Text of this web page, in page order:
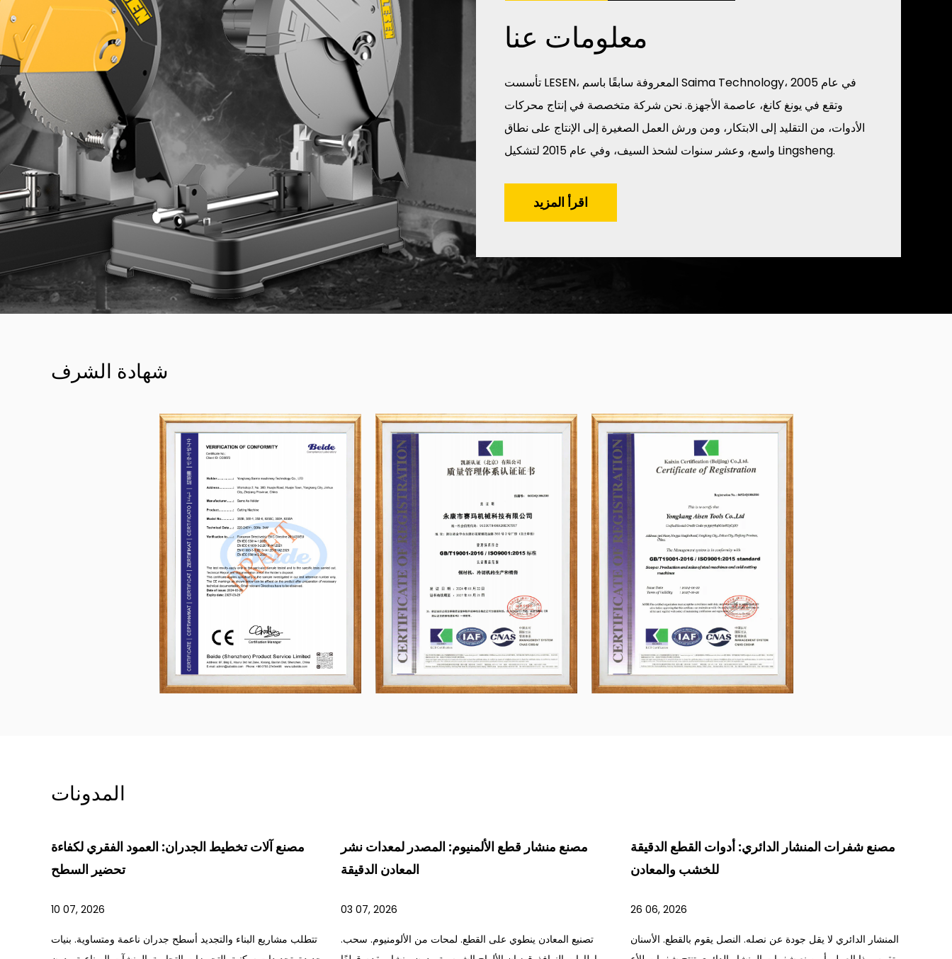
معلومات عنا
تأسست LESEN، المعروفة سابقًا باسم Saima Technology، في عام 2005
وتقع في يونغ كانغ، عاصمة الأجهزة. نحن شركة متخصصة في إنتاج محركات
الأدوات، من التقليد إلى الابتكار، ومن ورش العمل الصغيرة إلى الإنتاج على نطاق
واسع، وعشر سنوات لشحذ السيف، وفي عام 2015 لتشكيل Lingsheng.
اقرأ المزيد
شهادة الشرف
المدونات
مصنع آلات تخطيط الجدران: العمود الفقري لكفاءة
تحضير السطح
10 07, 2026
تتطلب مشاريع البناء والتجديد أسطح جدران ناعمة ومتساوية. بنيات
مصنع منشار قطع الألمنيوم: المصدر لمعدات نشر
المعادن الدقيقة
03 07, 2026
تصنيع المعادن ينطوي على القطع. لمحات من الألومنيوم. سحب.
مصنع شفرات المنشار الدائري: أدوات القطع الدقيقة
للخشب والمعادن
26 06, 2026
المنشار الدائري لا يقل جودة عن نصله. النصل يقوم بالقطع. الأسنان